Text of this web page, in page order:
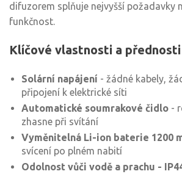
difuzorem splňuje nejvyšší požadavky
funkčnost.
Klíčové vlastnosti a přednosti
Solární napájení - žádné kabely,
připojení k elektrické síti
Automatické soumrakové čidlo -
zhasne při svítání
Vyměnitelná Li-ion baterie 1200
svícení po plném nabití
Odolnost vůči vodě a prachu -